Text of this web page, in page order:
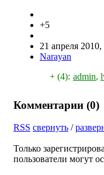
+5
21 апреля
Narayan
+ (4): admin,
Комментарии (0)
RSS свернуть /
Только
пользователи могут